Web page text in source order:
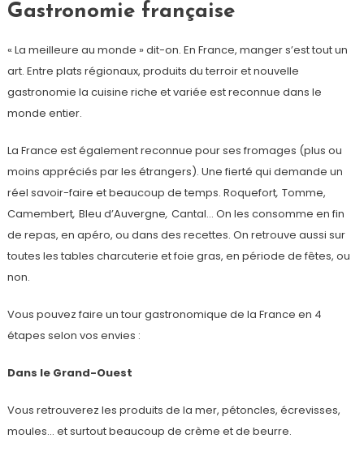
Gastronomie française
« La meilleure au monde » dit-on. En France, manger s’est tout un
art. Entre plats régionaux, produits du terroir et nouvelle
gastronomie la cuisine riche et variée est reconnue dans le
monde entier.
La France est également reconnue pour ses fromages (plus ou
moins appréciés par les étrangers). Une fierté qui demande un
réel savoir-faire et beaucoup de temps. Roquefort, Tomme,
Camembert, Bleu d’Auvergne, Cantal… On les consomme en fin
de repas, en apéro, ou dans des recettes. On retrouve aussi sur
toutes les tables charcuterie et foie gras, en période de fêtes, ou
non.
Vous pouvez faire un tour gastronomique de la France en 4
étapes selon vos envies :
Dans le Grand-Ouest
Vous retrouverez les produits de la mer, pétoncles, écrevisses,
moules… et surtout beaucoup de crème et de beurre.